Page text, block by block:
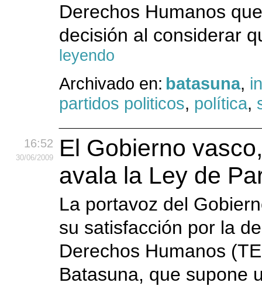
Derechos Humanos
decisión al considerar
leyendo
Archivado en: batasuna,
partidos politicos, política,
16:52
30/06/2009
El Gobierno
avala la Ley de
La portavoz del
su satisfacción por la
Derechos Humanos
Batasuna, que supone